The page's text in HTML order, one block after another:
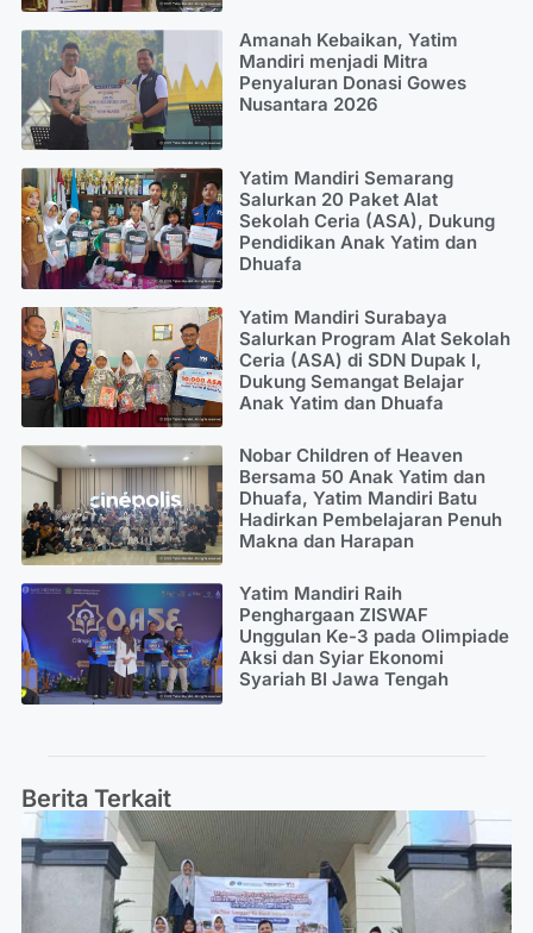
Amanah Kebaikan, Yatim
Mandiri menjadi Mitra
Penyaluran Donasi Gowes
Nusantara 2026
Yatim Mandiri Semarang
Salurkan 20 Paket Alat
Sekolah Ceria (ASA), Dukung
Pendidikan Anak Yatim dan
Dhuafa
Yatim Mandiri Surabaya
Salurkan Program Alat Sekolah
Ceria (ASA) di SDN Dupak I,
Dukung Semangat Belajar
Anak Yatim dan Dhuafa
Nobar Children of Heaven
Bersama 50 Anak Yatim dan
Dhuafa, Yatim Mandiri Batu
Hadirkan Pembelajaran Penuh
Makna dan Harapan
Yatim Mandiri Raih
Penghargaan ZISWAF
Unggulan Ke-3 pada Olimpiade
Aksi dan Syiar Ekonomi
Syariah BI Jawa Tengah
Berita Terkait